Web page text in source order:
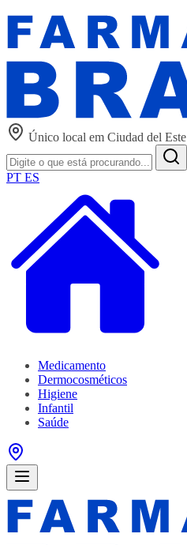
Único local em Ciudad del Este
PT ES
Medicamento
Dermocosméticos
Higiene
Infantil
Saúde